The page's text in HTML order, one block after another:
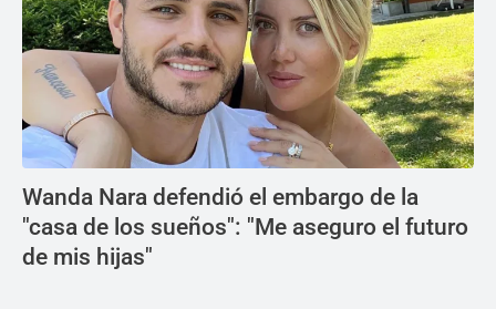
Wanda Nara defendió el embargo de la
"casa de los sueños": "Me aseguro el futuro
de mis hijas"